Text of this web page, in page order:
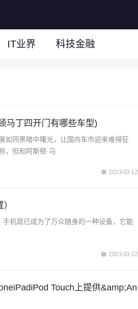
IT业界 科技金融
马丁四开门有哪些车型)
如同黑暗中曙光，让国内车市迎来难得狂
，但和阿斯顿·马
2023-03-12
机现已成为了万众随身的一种设备，它能
2023-03-12
Touch上提供&amp;An